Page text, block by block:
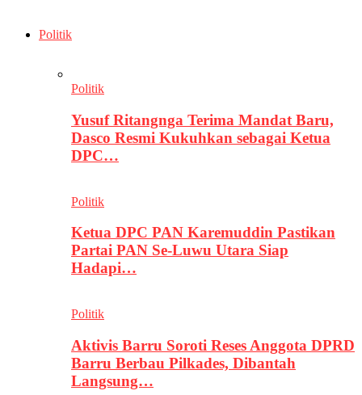
Politik
Politik
Yusuf Ritangnga Terima Mandat Baru,
Dasco Resmi Kukuhkan sebagai Ketua
DPC…
Politik
Ketua DPC PAN Karemuddin Pastikan
Partai PAN Se-Luwu Utara Siap
Hadapi…
Politik
Aktivis Barru Soroti Reses Anggota DPRD
Barru Berbau Pilkades, Dibantah
Langsung…